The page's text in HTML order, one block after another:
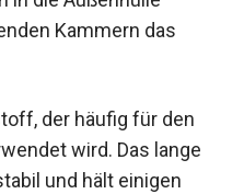
Kammern das
der häufig für den
wird. Das lange
und hält einigen